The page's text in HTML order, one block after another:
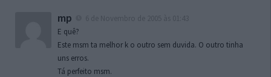
mp
E quê?
Este msm ta melhor k o outro sem duvida. O outro tinha
uns erros.
Tá perfeito msm.